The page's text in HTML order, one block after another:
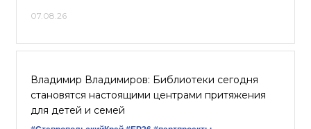
07.08.26
Владимир Владимиров: Библиотеки сегодня
становятся настоящими центрами притяжения
для детей и семей